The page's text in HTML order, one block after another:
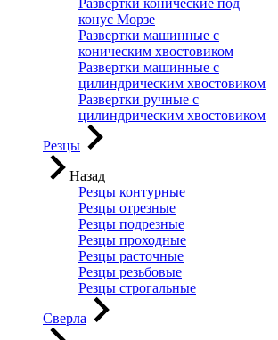
Развертки конические под
конус Морзе
Развертки машинные с
коническим хвостовиком
Развертки машинные с
цилиндрическим хвостовиком
Развертки ручные с
цилиндрическим хвостовиком
Резцы
Назад
Резцы контурные
Резцы отрезные
Резцы подрезные
Резцы проходные
Резцы расточные
Резцы резьбовые
Резцы строгальные
Сверла